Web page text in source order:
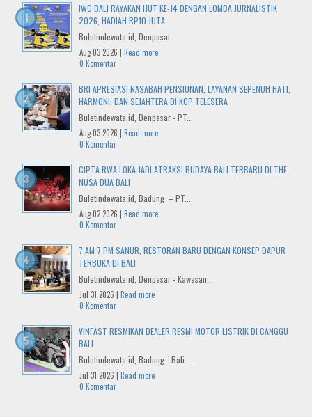
IWO BALI RAYAKAN HUT KE-14 DENGAN LOMBA JURNALISTIK
2026, HADIAH RP10 JUTA
Buletindewata.id, Denpasar...
Aug 03 2026 | Read more
0 Komentar
BRI APRESIASI NASABAH PENSIUNAN, LAYANAN SEPENUH HATI,
HARMONI, DAN SEJAHTERA DI KCP TELESERA
Buletindewata.id, Denpasar - PT...
Aug 03 2026 | Read more
0 Komentar
CIPTA RWA LOKA JADI ATRAKSI BUDAYA BALI TERBARU DI THE
NUSA DUA BALI
Buletindewata.id, Badung – PT...
Aug 02 2026 | Read more
0 Komentar
7 AM 7 PM SANUR, RESTORAN BARU DENGAN KONSEP DAPUR
TERBUKA DI BALI
Buletindewata.id, Denpasar - Kawasan...
Jul 31 2026 | Read more
0 Komentar
VINFAST RESMIKAN DEALER RESMI MOTOR LISTRIK DI CANGGU
BALI
Buletindewata.id, Badung - Bali...
Jul 31 2026 | Read more
0 Komentar